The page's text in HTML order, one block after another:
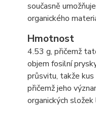
současně
organického
Hmotnost
4.53 g, přičemž
objem fosilní
průsvitu, takže
přičemž jeho
organických